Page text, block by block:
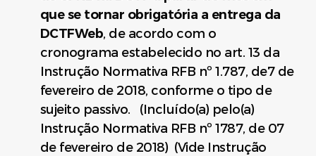
que se tornar obrigatória a entrega da
DCTFWeb, de acordo com o
cronograma estabelecido no art. 13 da
Instrução Normativa RFB nº 1.787, de7 de
fevereiro de 2018, conforme o tipo de
sujeito passivo. (Incluído(a) pelo(a)
Instrução Normativa RFB nº 1787, de 07
de fevereiro de 2018) (Vide Instrução